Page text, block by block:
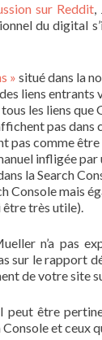
sur Reddit,
du digital
» situé dans la
des liens entrants
les liens que
pas
pas comme
infligée
la Search
Console mais
très utile).
n’a pas
sur le rapport
de votre site
peut être
et ceux